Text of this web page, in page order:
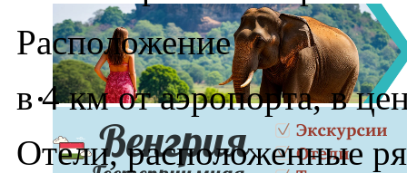
Расположение
в 4 км от аэропорта, в
Отели, расположенные